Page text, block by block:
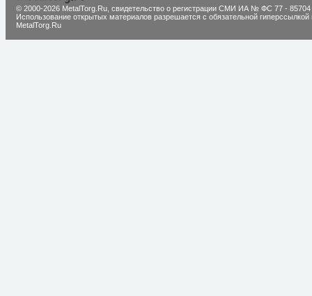
© 2000-2026 MetalTorg.Ru, cвидетельство о регистрации СМИ ИА № ФС 77 - 85704
Использование открытых материалов разрешается с обязательной гиперссылкой
MetalTorg.Ru